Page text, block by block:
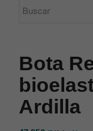
Bota
Ardilla